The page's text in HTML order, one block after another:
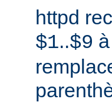
httpd
$1..$9